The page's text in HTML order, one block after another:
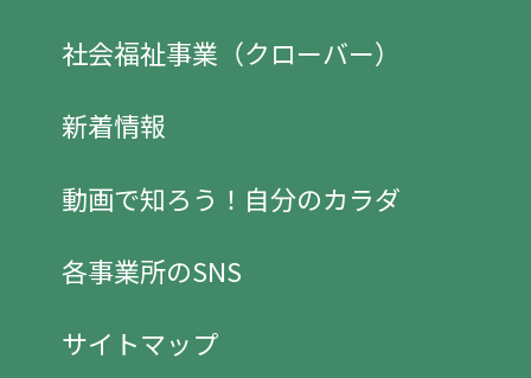
社会福祉事業（クローバー）
新着情報
動画で知ろう！自分のカラダ
各事業所のSNS
サイトマップ